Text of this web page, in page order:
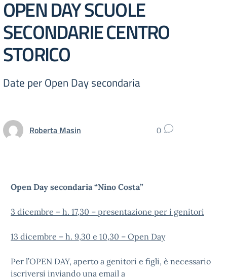
OPEN DAY SCUOLE
SECONDARIE CENTRO
STORICO
Date per Open Day secondaria
Roberta Masin 0
Open Day secondaria “Nino Costa”
3 dicembre – h. 17,30 – presentazione per i genitori
13 dicembre – h. 9,30 e 10,30 – Open Day
Per l’OPEN DAY, aperto a genitori e figli, è necessario
iscriversi inviando una email a